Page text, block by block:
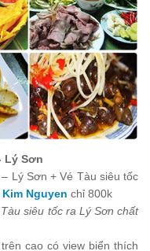
Lý Sơn
Lý Sơn + Vé Tàu siêu tốc
Nguyen chỉ 800k
siêu tốc ra Lý Sơn chất
cao có view biển thích